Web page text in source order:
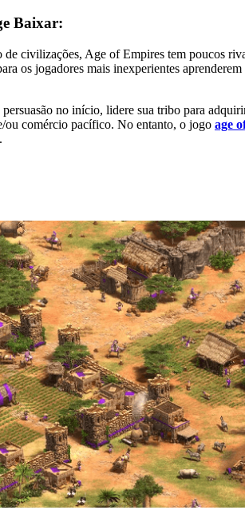
Baixar:
civilizações, Age of Empires tem poucos
os jogadores mais inexperientes
persuasão no início, lidere sua tribo para
ou comércio pacífico. No entanto, o jogo age